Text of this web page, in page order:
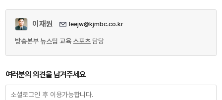
이재원 leejw@kjmbc.co.kr
방송본부 뉴스팀 교육 스포츠 담당
여러분의 의견을 남겨주세요